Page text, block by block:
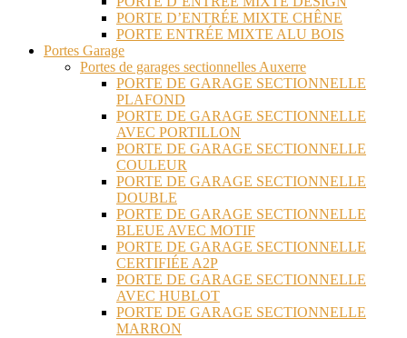
PORTE D’ENTRÉE MIXTE CHÊNE
PORTE ENTRÉE MIXTE ALU BOIS
Portes Garage
Portes de garages sectionnelles Auxerre
PORTE DE GARAGE SECTIONNELLE
PLAFOND
PORTE DE GARAGE SECTIONNELLE
AVEC PORTILLON
PORTE DE GARAGE SECTIONNELLE
COULEUR
PORTE DE GARAGE SECTIONNELLE
DOUBLE
PORTE DE GARAGE SECTIONNELLE
BLEUE AVEC MOTIF
PORTE DE GARAGE SECTIONNELLE
CERTIFIÉE A2P
PORTE DE GARAGE SECTIONNELLE
AVEC HUBLOT
PORTE DE GARAGE SECTIONNELLE
MARRON